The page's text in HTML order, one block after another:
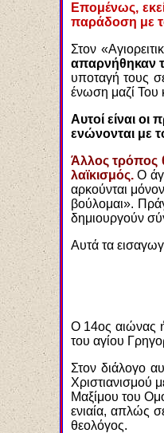
Επομένως,
παράδοση με
Στον
απαρνήθηκαν
υποταγή τους
ένωση μαζί Του
Αυτοί είναι
ενώνονται με
Άλλος τρόπος
λαϊκισμός.Ο
αρκούνται
βούλομαι».
δημιουργούν
Αυτά τα
Ο 14ος αιώνας
του αγίου
Στον διάλογο
Μαξίμου του
ενιαία, απλώς
θεολόγος.